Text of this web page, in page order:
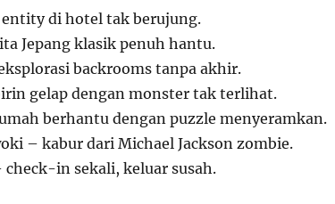
di hotel tak berujung.
Jepang klasik penuh hantu.
backrooms tanpa akhir.
gelap dengan monster tak terlihat.
berhantu dengan puzzle menyeramkan.
– kabur dari Michael Jackson zombie.
in sekali, keluar susah.